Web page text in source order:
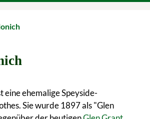
eine ehemalige Speyside-
Sie wurde 1897 als "Glen